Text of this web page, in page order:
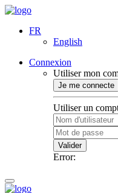
FR
English
Connexion
Utiliser mon
Je me connecte
Utiliser un
Valider
Error: